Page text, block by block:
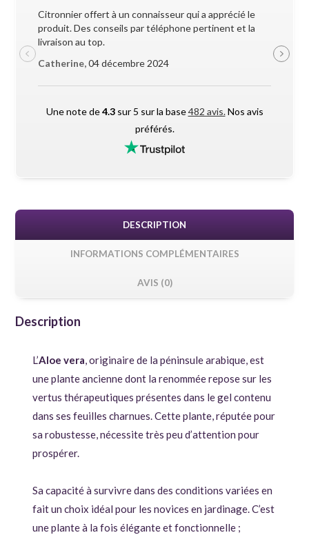
Citronnier offert à un connaisseur qui a apprécié le
produit. Des conseils par téléphone pertinent et la
livraison au top.
Catherine,04 décembre 2024
Une note de4.3sur 5 sur la base482 avis.Nos avis
préférés.
DESCRIPTION
INFORMATIONS COMPLÉMENTAIRES
AVIS (0)
Description
L’Aloe vera, originaire de la péninsule arabique, est
une plante ancienne dont la renommée repose sur les
vertus thérapeutiques présentes dans le gel contenu
dans ses feuilles charnues. Cette plante, réputée pour
sa robustesse, nécessite très peu d’attention pour
prospérer.
Sa capacité à survivre dans des conditions variées en
fait un choix idéal pour les novices en jardinage. C’est
une plante à la fois élégante et fonctionnelle ;